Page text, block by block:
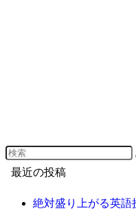
最近の投稿
絶対盛り上がる英語